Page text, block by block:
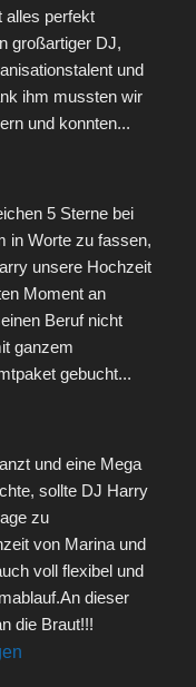
alles perfekt
großartiger DJ,
und
ihm mussten wir
und konnten
5 Sterne bei
in Worte zu fassen,
unsere Hochzeit
Moment an
Beruf nicht
ganzem
gebucht
und eine Mega
sollte DJ Harry
zu
von Marina und
voll flexibel und
dieser
die Braut!!!